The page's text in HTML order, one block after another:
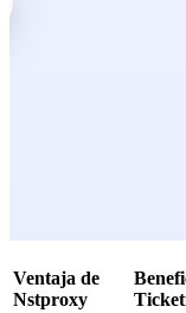
Ventaja de
Nstproxy